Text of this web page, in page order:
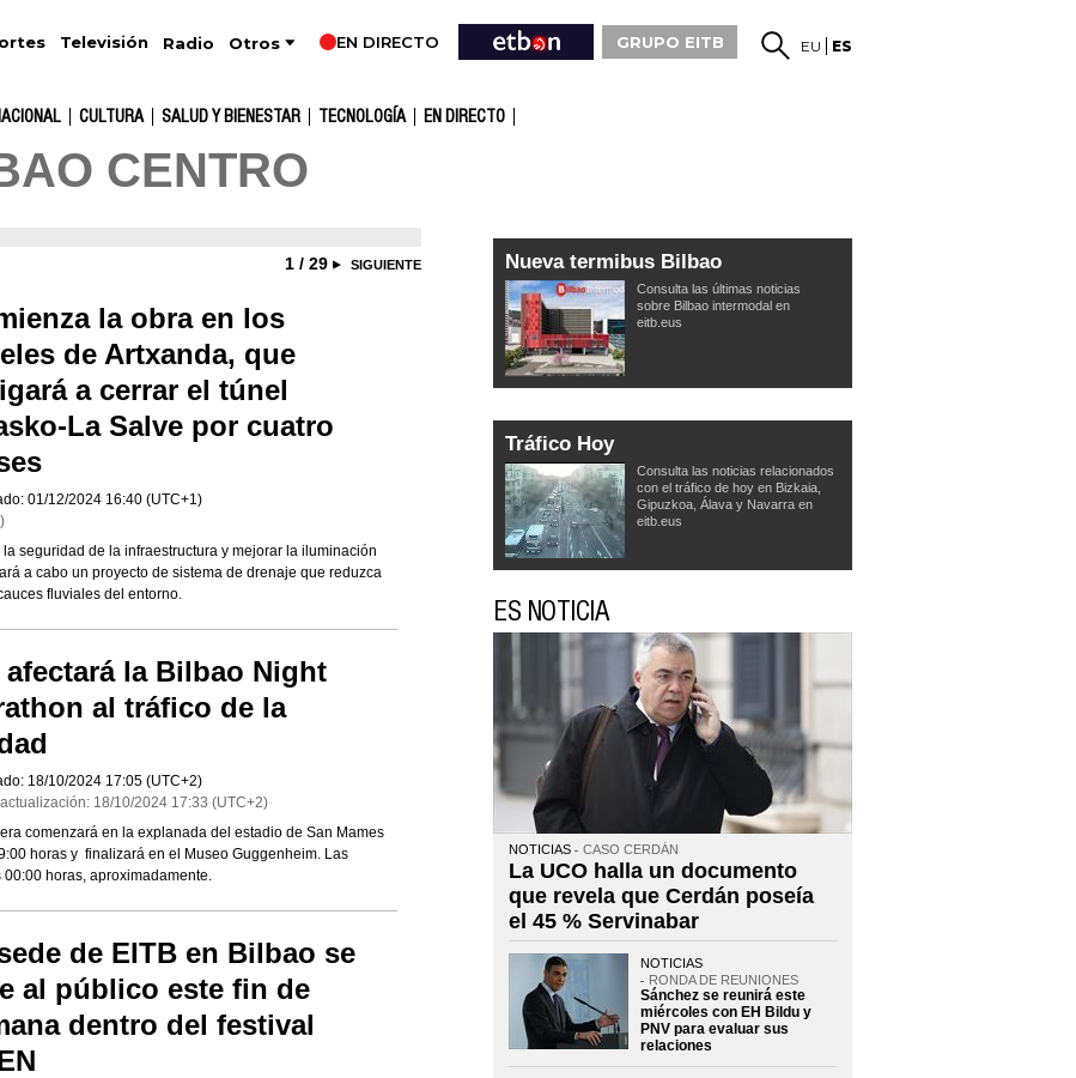
Televisión Radio Otros EN DIRECTO GRUPO EITB EU ES
CULTURA SALUD Y BIENESTAR TECNOLOGÍA EN DIRECTO
CENTRO
1 / 29 SIGUIENTE
la obra en los
de Artxanda, que
a cerrar el túnel
La Salve por cuatro
01/12/2024 16:40 (UTC+1)
seguridad de la infraestructura y mejorar la iluminación
a cabo un proyecto de sistema de drenaje que reduzca
fluviales del entorno.
afectará la Bilbao Night
al tráfico de la
18/10/2024 17:05 (UTC+2)
18/10/2024 17:33 (UTC+2)
comenzará en la explanada del estadio de San Mames
horas y finalizará en el Museo Guggenheim. Las
horas, aproximadamente.
de EITB en Bilbao se
al público este fin de
dentro del festival
Nueva termibus Bilbao
Consulta las últimas noticias
sobre Bilbao intermodal en
eitb.eus
Tráfico Hoy
Consulta las noticias relacionados
con el tráfico de hoy en Bizkaia,
Gipuzkoa, Álava y Navarra en
eitb.eus
ES NOTICIA
NOTICIAS CASO CERDÁN
La UCO halla un documento
que revela que Cerdán poseía
el 45 % Servinabar
NOTICIAS
RONDA DE REUNIONES
Sánchez se reunirá este
miércoles con EH Bildu y
PNV para evaluar sus
relaciones